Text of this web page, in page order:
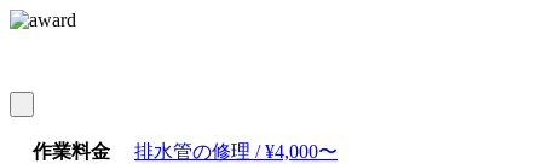
作業料金 排水管の修理 / ¥4,000〜